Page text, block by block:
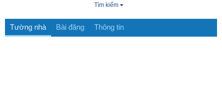
Tìm kiếm
Tường nhà Bài đăng Thông tin